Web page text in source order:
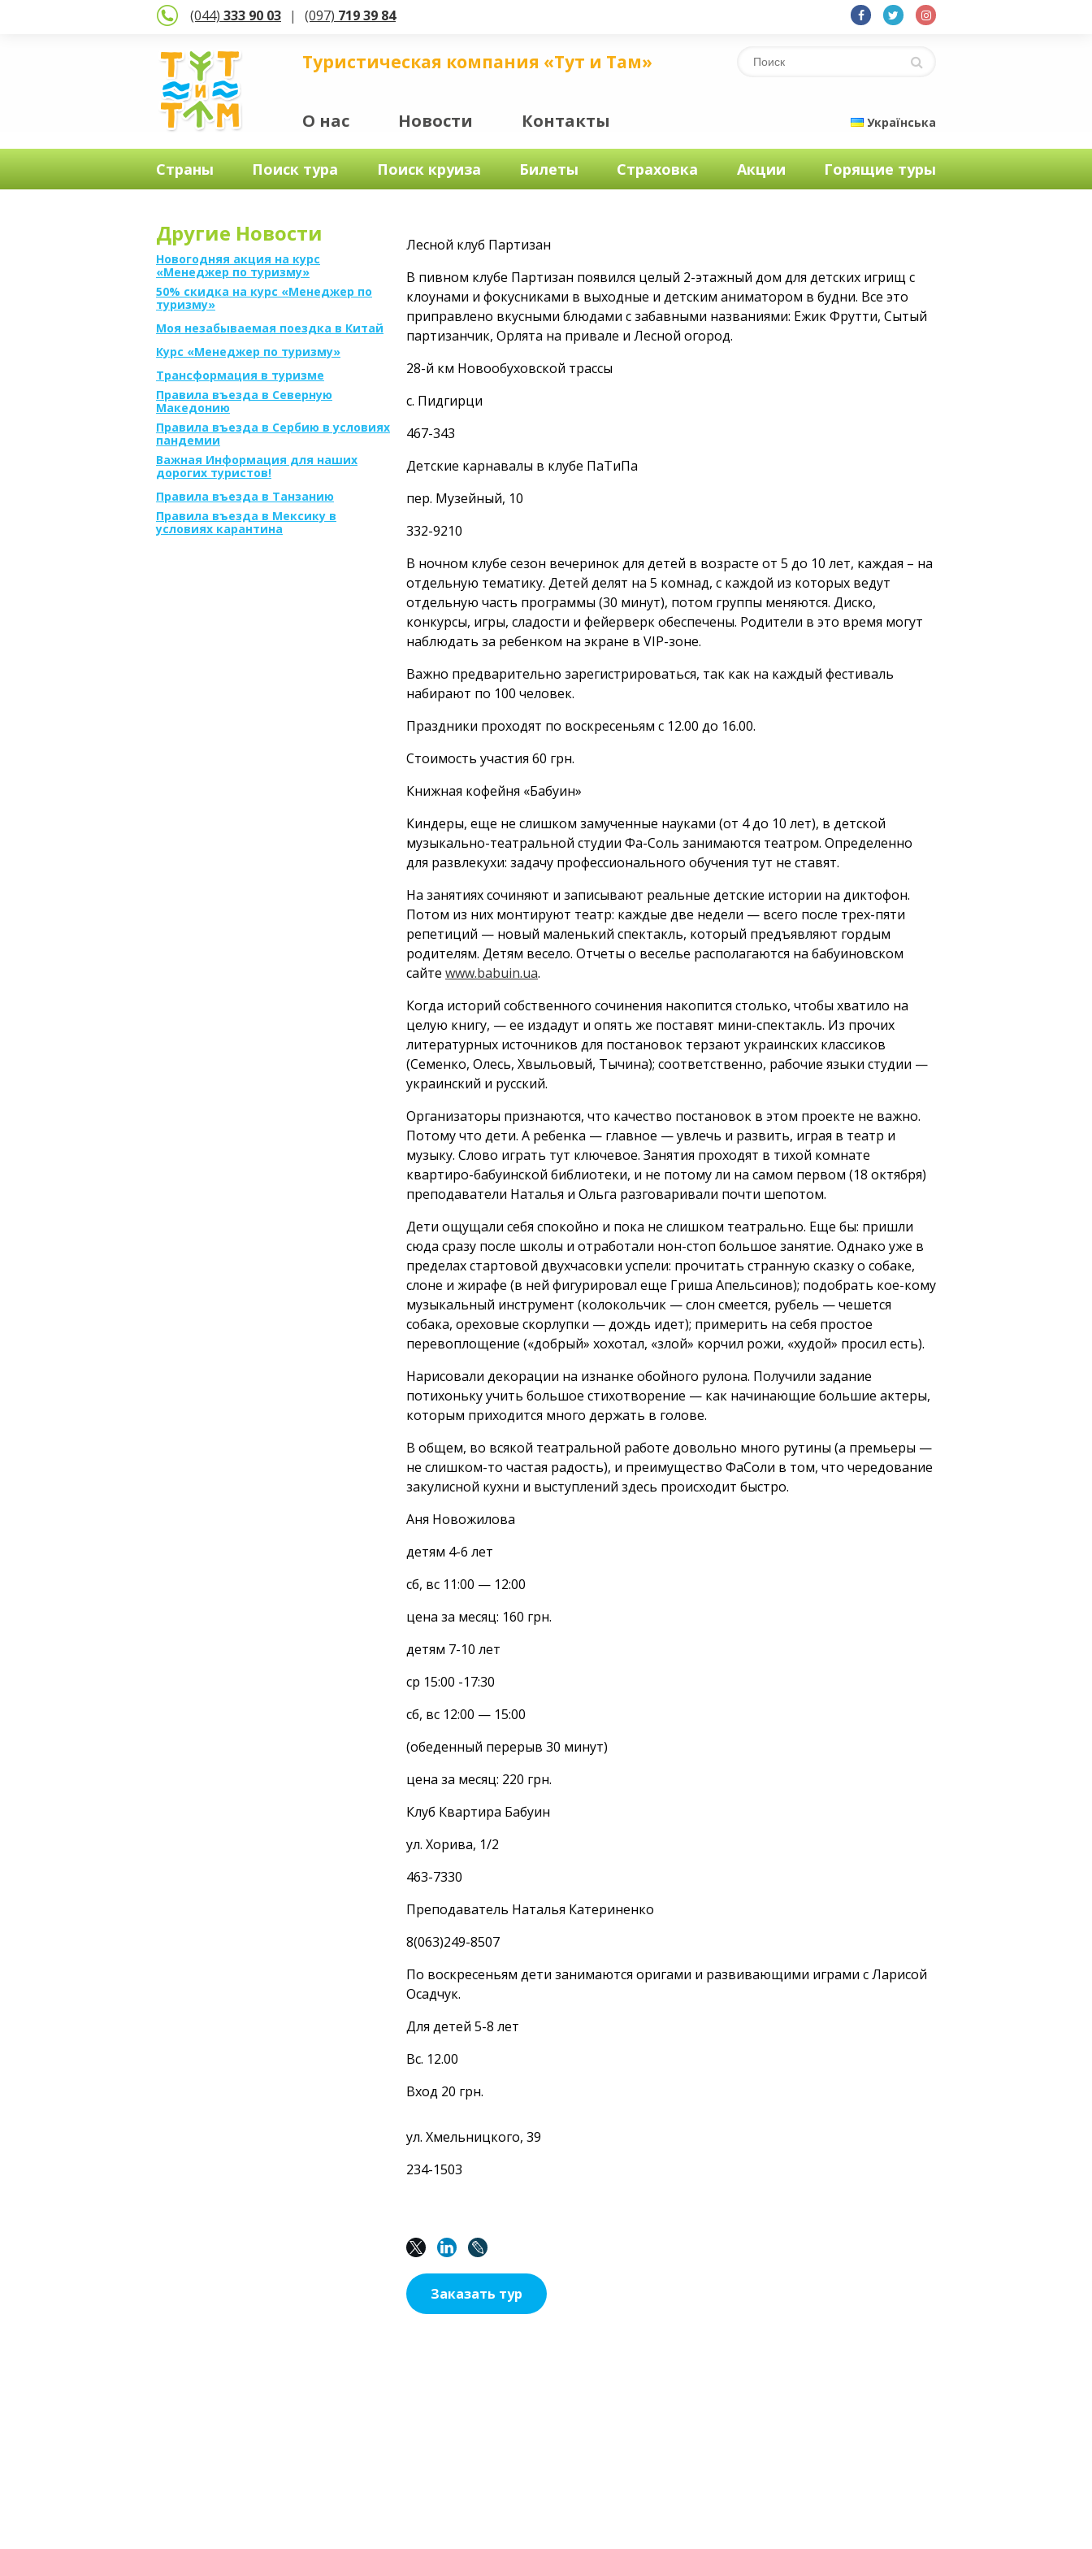
(044) 333 90 03 (097) 719 39 84
Туристическая компания «Тут и Там»
О нас Новости Контакты Українська
Страны Поиск тура Поиск круиза Билеты Страховка Акции Горящие туры
Другие Новости
Новогодняя акция на курс
«Менеджер по туризму»
50% скидка на курс «Менеджер по
туризму»
Моя незабываемая поездка в Китай
Курс «Менеджер по туризму»
Трансформация в туризме
Правила въезда в Северную
Македонию
Правила въезда в Сербию в условиях
пандемии
Важная Информация для наших
дорогих туристов!
Правила въезда в Танзанию
Правила въезда в Мексику в
условиях карантина
Лесной клуб Партизан
В пивном клубе Партизан появился целый 2-этажный дом для детских игрищ с
клоунами и фокусниками в выходные и детским аниматором в будни. Все это
приправлено вкусными блюдами с забавными названиями: Ежик Фрутти, Сытый
партизанчик, Орлята на привале и Лесной огород.
28-й км Новообуховской трассы
с. Пидгирци
467-343
Детские карнавалы в клубе ПаТиПа
пер. Музейный, 10
332-9210
В ночном клубе сезон вечеринок для детей в возрасте от 5 до 10 лет, каждая – на
отдельную тематику. Детей делят на 5 комнад, с каждой из которых ведут
отдельную часть программы (30 минут), потом группы меняются. Диско,
конкурсы, игры, сладости и фейерверк обеспечены. Родители в это время могут
наблюдать за ребенком на экране в VIP-зоне.
Важно предварительно зарегистрироваться, так как на каждый фестиваль
набирают по 100 человек.
Праздники проходят по воскресеньям с 12.00 до 16.00.
Стоимость участия 60 грн.
Книжная кофейня «Бабуин»
Киндеры, еще не слишком замученные науками (от 4 до 10 лет), в детской
музыкально-театральной студии Фа-Соль занимаются театром. Определенно
для развлекухи: задачу профессионального обучения тут не ставят.
На занятиях сочиняют и записывают реальные детские истории на диктофон.
Потом из них монтируют театр: каждые две недели — всего после трех-пяти
репетиций — новый маленький спектакль, который предъявляют гордым
родителям. Детям весело. Отчеты о веселье располагаются на бабуиновском
сайте www.babuin.ua.
Когда историй собственного сочинения накопится столько, чтобы хватило на
целую книгу, — ее издадут и опять же поставят мини-спектакль. Из прочих
литературных источников для постановок терзают украинских классиков
(Семенко, Олесь, Хвыльовый, Тычина); соответственно, рабочие языки студии —
украинский и русский.
Организаторы признаются, что качество постановок в этом проекте не важно.
Потому что дети. А ребенка — главное — увлечь и развить, играя в театр и
музыку. Слово играть тут ключевое. Занятия проходят в тихой комнате
квартиро-бабуинской библиотеки, и не потому ли на самом первом (18 октября)
преподаватели Наталья и Ольга разговаривали почти шепотом.
Дети ощущали себя спокойно и пока не слишком театрально. Еще бы: пришли
сюда сразу после школы и отработали нон-стоп большое занятие. Однако уже в
пределах стартовой двухчасовки успели: прочитать странную сказку о собаке,
слоне и жирафе (в ней фигурировал еще Гриша Апельсинов); подобрать кое-кому
музыкальный инструмент (колокольчик — слон смеется, рубель — чешется
собака, ореховые скорлупки — дождь идет); примерить на себя простое
перевоплощение («добрый» хохотал, «злой» корчил рожи, «худой» просил есть).
Нарисовали декорации на изнанке обойного рулона. Получили задание
потихоньку учить большое стихотворение — как начинающие большие актеры,
которым приходится много держать в голове.
В общем, во всякой театральной работе довольно много рутины (а премьеры —
не слишком-то частая радость), и преимущество ФаСоли в том, что чередование
закулисной кухни и выступлений здесь происходит быстро.
Аня Новожилова
детям 4-6 лет
сб, вс 11:00 — 12:00
цена за месяц: 160 грн.
детям 7-10 лет
ср 15:00 -17:30
сб, вс 12:00 — 15:00
(обеденный перерыв 30 минут)
цена за месяц: 220 грн.
Клуб Квартира Бабуин
ул. Хорива, 1/2
463-7330
Преподаватель Наталья Катериненко
8(063)249-8507
По воскресеньям дети занимаются оригами и развивающими играми с Ларисой
Осадчук.
Для детей 5-8 лет
Вс. 12.00
Вход 20 грн.
ул. Хмельницкого, 39
234-1503
Заказать тур